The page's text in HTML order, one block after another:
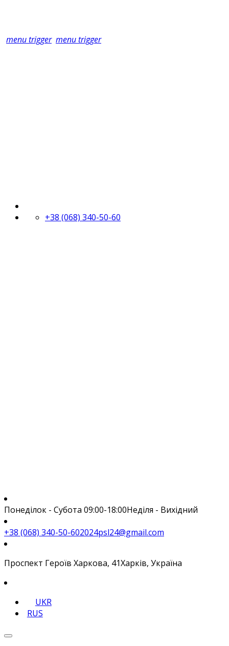
+38 (068) 340-50-60
menu trigger menu trigger
Понеділок - Субота 09:00-18:00Неділя - Вихідний
+38 (068) 340-50-602024psl24@gmail.com
Проспект Героїв Харкова, 41Харків, Україна
UKR
RUS